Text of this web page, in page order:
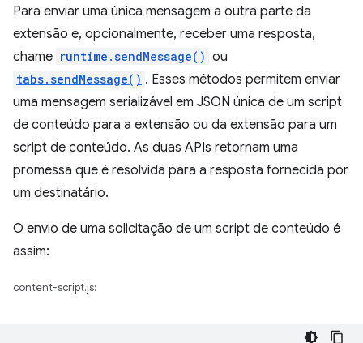
Para enviar uma única mensagem a outra parte da
extensão e, opcionalmente, receber uma resposta,
chame runtime.sendMessage() ou
tabs.sendMessage() . Esses métodos permitem enviar
uma mensagem serializável em JSON única de um script
de conteúdo para a extensão ou da extensão para um
script de conteúdo. As duas APIs retornam uma
promessa que é resolvida para a resposta fornecida por
um destinatário.
O envio de uma solicitação de um script de conteúdo é
assim:
content-script.js: